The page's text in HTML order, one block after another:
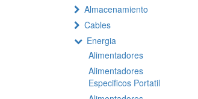
Almacenamiento
Cables
Energia
Alimentadores
Alimentadores
Especificos Portatil